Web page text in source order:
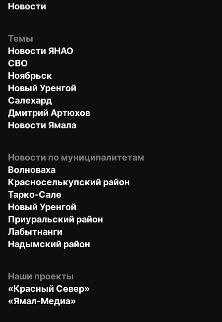
Новости
Темы
Новости ЯНАО
СВО
Ноябрьск
Новый Уренгой
Салехард
Дмитрий Артюхов
Новости Ямала
Новости по муниципалитетам
Волноваха
Красноселькупский район
Тарко-Сале
Новый Уренгой
Приуральский район
Лабытнанги
Надымский район
Наши проекты
«Красный Север»
«Ямал-Медиа»